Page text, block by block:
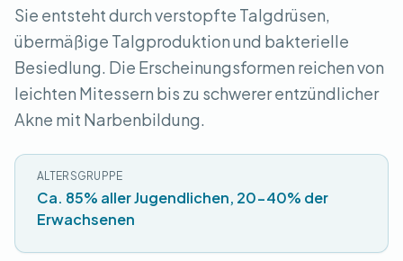
Sie entsteht durch verstopfte Talgdrüsen,
übermäßige Talgproduktion und bakterielle
Besiedlung. Die Erscheinungsformen reichen von
leichten Mitessern bis zu schwerer entzündlicher
Akne mit Narbenbildung.
ALTERSGRUPPE
Ca. 85% aller Jugendlichen, 20-40% der
Erwachsenen